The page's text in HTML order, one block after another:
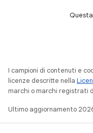
I campioni di contenuti e
licenze descritte nella
marchi o marchi registrati
Ultimo aggiornamento